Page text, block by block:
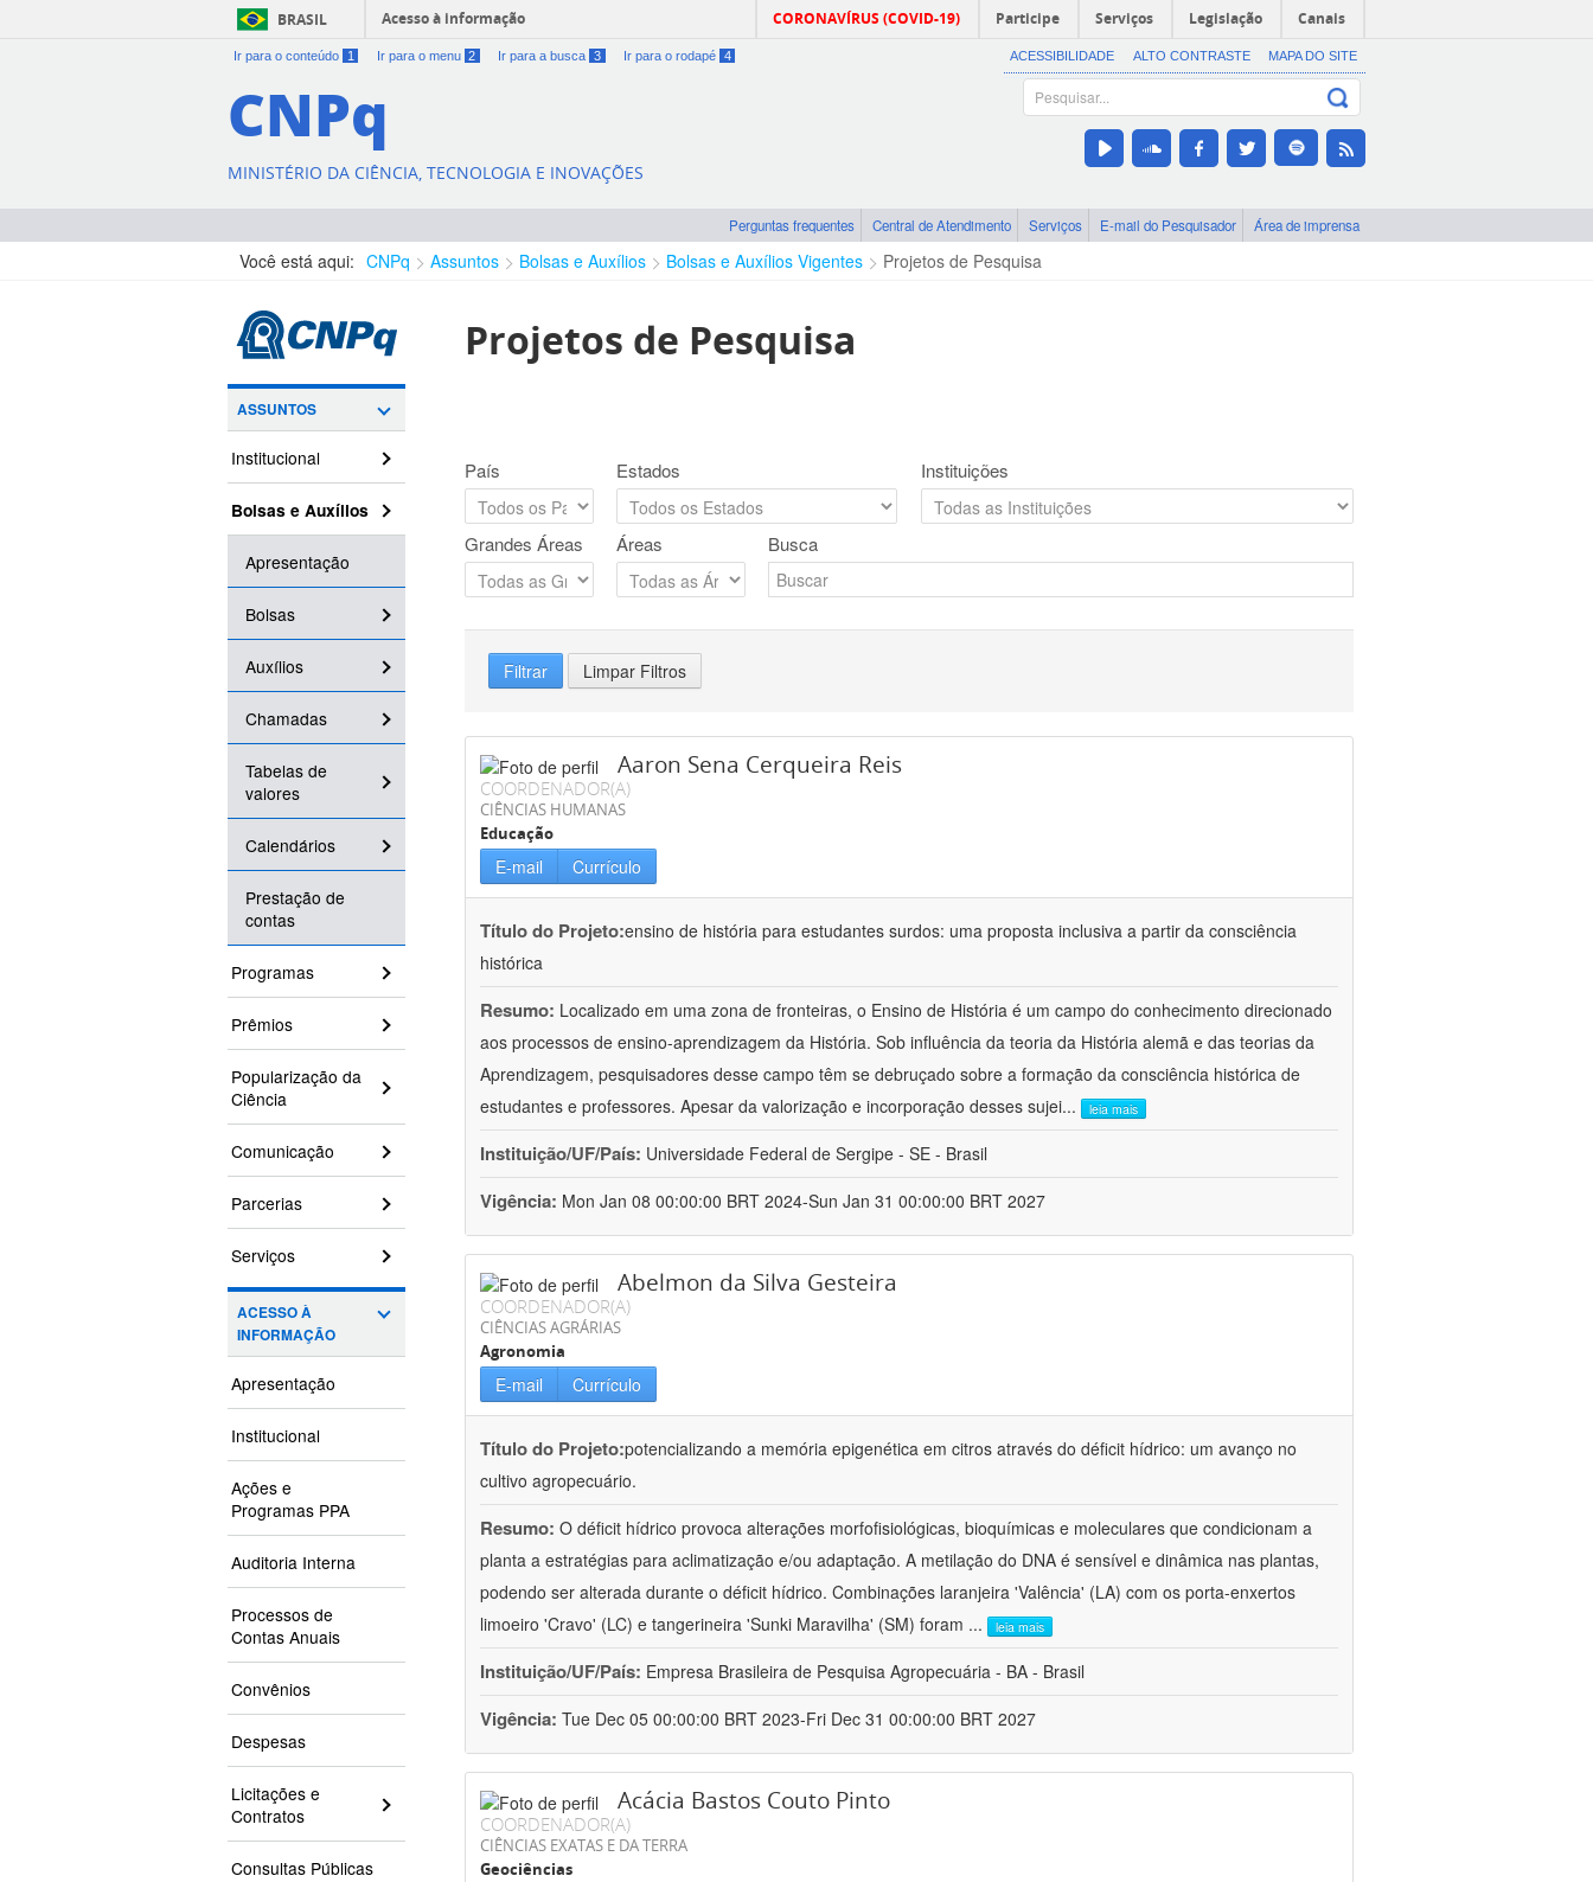
BRASIL Acesso à informação CORONAVÍRUS (COVID-19) Participe Serviços Legislação Canais
Ir para o conteúdo 1 Ir para o menu 2 Ir para a busca 3 Ir para o rodapé 4 ACESSIBILIDADE ALTO CONTRASTE MAPA DO SITE
CNPq
MINISTÉRIO DA CIÊNCIA, TECNOLOGIA E INOVAÇÕES
Perguntas frequentes Central de Atendimento Serviços E-mail do Pesquisador Área de imprensa
Você está aqui: CNPq Assuntos Bolsas e Auxílios Bolsas e Auxílios Vigentes Projetos de Pesquisa
ASSUNTOS
Institucional
Bolsas e Auxílios
Apresentação
Bolsas
Auxílios
Chamadas
Tabelas de
valores
Calendários
Prestação de
contas
Programas
Prêmios
Popularização da
Ciência
Comunicação
Parcerias
Serviços
ACESSO À
INFORMAÇÃO
Apresentação
Institucional
Ações e
Programas PPA
Auditoria Interna
Processos de
Contas Anuais
Convênios
Despesas
Licitações e
Contratos
Consultas Públicas
Projetos de Pesquisa
País Estados Instituições
Grandes Áreas Áreas Busca
Filtrar Limpar Filtros
Aaron Sena Cerqueira Reis
COORDENADOR(A)
CIÊNCIAS HUMANAS
Educação
E-mail Currículo
Título do Projeto:ensino de história para estudantes surdos: uma proposta inclusiva a partir da consciência
histórica
Resumo: Localizado em uma zona de fronteiras, o Ensino de História é um campo do conhecimento direcionado
aos processos de ensino-aprendizagem da História. Sob influência da teoria da História alemã e das teorias da
Aprendizagem, pesquisadores desse campo têm se debruçado sobre a formação da consciência histórica de
estudantes e professores. Apesar da valorização e incorporação desses sujei... leia mais
Instituição/UF/País: Universidade Federal de Sergipe - SE - Brasil
Vigência: Mon Jan 08 00:00:00 BRT 2024-Sun Jan 31 00:00:00 BRT 2027
Abelmon da Silva Gesteira
COORDENADOR(A)
CIÊNCIAS AGRÁRIAS
Agronomia
E-mail Currículo
Título do Projeto:potencializando a memória epigenética em citros através do déficit hídrico: um avanço no
cultivo agropecuário.
Resumo: O déficit hídrico provoca alterações morfofisiológicas, bioquímicas e moleculares que condicionam a
planta a estratégias para aclimatização e/ou adaptação. A metilação do DNA é sensível e dinâmica nas plantas,
podendo ser alterada durante o déficit hídrico. Combinações laranjeira 'Valência' (LA) com os porta-enxertos
limoeiro 'Cravo' (LC) e tangerineira 'Sunki Maravilha' (SM) foram ... leia mais
Instituição/UF/País: Empresa Brasileira de Pesquisa Agropecuária - BA - Brasil
Vigência: Tue Dec 05 00:00:00 BRT 2023-Fri Dec 31 00:00:00 BRT 2027
Acácia Bastos Couto Pinto
COORDENADOR(A)
CIÊNCIAS EXATAS E DA TERRA
Geociências